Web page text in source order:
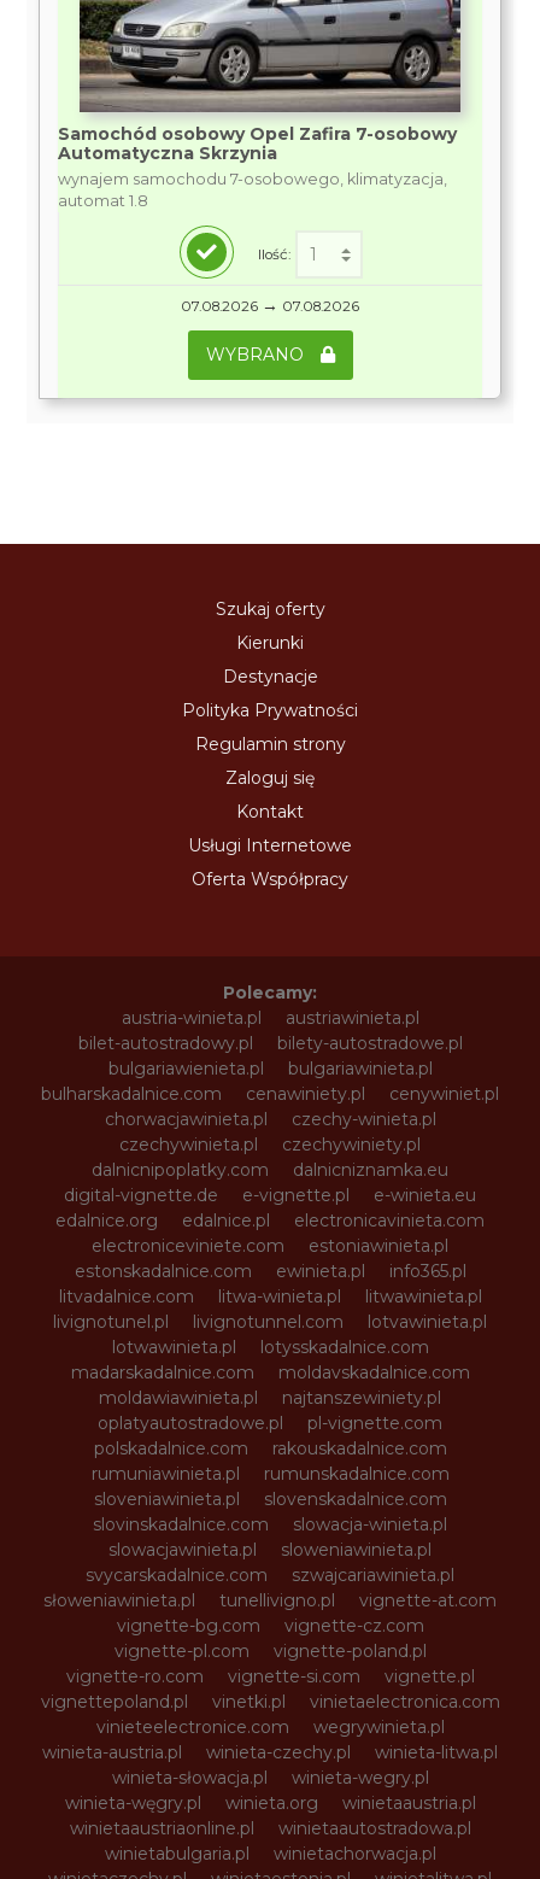
Samochód osobowy Opel Zafira 7-osobowy
Automatyczna Skrzynia
wynajem samochodu 7-osobowego, klimatyzacja,
automat 1.8
Ilość:
07.08.2026 → 07.08.2026
WYBRANO
Szukaj oferty
Kierunki
Destynacje
Polityka Prywatności
Regulamin strony
Zaloguj się
Kontakt
Usługi Internetowe
Oferta Współpracy
Polecamy:
austria-winieta.pl
austriawinieta.pl
bilet-autostradowy.pl
bilety-autostradowe.pl
bulgariawienieta.pl
bulgariawinieta.pl
bulharskadalnice.com
cenawiniety.pl
cenywiniet.pl
chorwacjawinieta.pl
czechy-winieta.pl
czechywinieta.pl
czechywiniety.pl
dalnicnipoplatky.com
dalnicniznamka.eu
digital-vignette.de
e-vignette.pl
e-winieta.eu
edalnice.org
edalnice.pl
electronicavinieta.com
electroniceviniete.com
estoniawinieta.pl
estonskadalnice.com
ewinieta.pl
info365.pl
litvadalnice.com
litwa-winieta.pl
litwawinieta.pl
livignotunel.pl
livignotunnel.com
lotvawinieta.pl
lotwawinieta.pl
lotysskadalnice.com
madarskadalnice.com
moldavskadalnice.com
moldawiawinieta.pl
najtanszewiniety.pl
oplatyautostradowe.pl
pl-vignette.com
polskadalnice.com
rakouskadalnice.com
rumuniawinieta.pl
rumunskadalnice.com
sloveniawinieta.pl
slovenskadalnice.com
slovinskadalnice.com
slowacja-winieta.pl
slowacjawinieta.pl
sloweniawinieta.pl
svycarskadalnice.com
szwajcariawinieta.pl
słoweniawinieta.pl
tunellivigno.pl
vignette-at.com
vignette-bg.com
vignette-cz.com
vignette-pl.com
vignette-poland.pl
vignette-ro.com
vignette-si.com
vignette.pl
vignettepoland.pl
vinetki.pl
vinietaelectronica.com
vinieteelectronice.com
wegrywinieta.pl
winieta-austria.pl
winieta-czechy.pl
winieta-litwa.pl
winieta-słowacja.pl
winieta-wegry.pl
winieta-węgry.pl
winieta.org
winietaaustria.pl
winietaaustriaonline.pl
winietaautostradowa.pl
winietabulgaria.pl
winietachorwacja.pl